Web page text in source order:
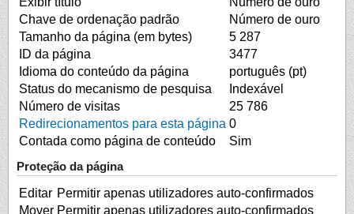
Chave de ordenação padrão
Número de ouro
Tamanho da página (em bytes)
5 287
ID da página
3477
Idioma do conteúdo da página
português (pt)
Status do mecanismo de pesquisa
Indexável
Número de visitas
25 786
Redirecionamentos para esta página 0
Contada como página de conteúdo
Sim
Proteção da página
Editar Permitir apenas utilizadores auto-confirmados
Mover Permitir apenas utilizadores auto-confirmados